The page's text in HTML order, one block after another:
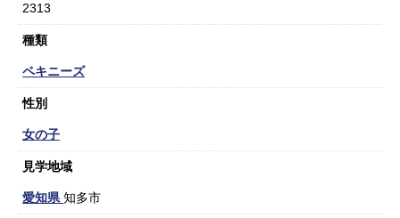
2313
種類
ペキニーズ
性別
女の子
見学地域
愛知県知多市